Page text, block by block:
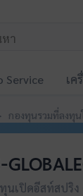
Service เค
องทุนรวมที่ลงทุน
นเปิดอีสท์สปริง